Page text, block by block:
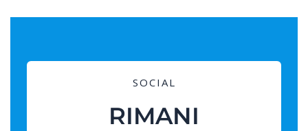
SOCIAL
RIMANI